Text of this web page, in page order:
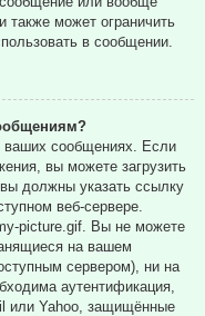
также может ограничить
в сообщении.
сообщениях. Если
вы можете загрузить
должны указать ссылку
веб-сервере.
picture.gif. Вы не можете
на вашем
сервером), ни на
аутентификация,
или Yahoo, защищённые